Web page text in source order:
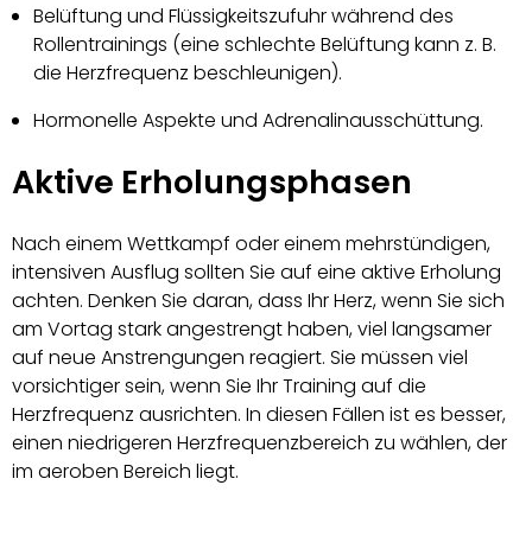
Belüftung und Flüssigkeitszufuhr während des
Rollentrainings (eine schlechte Belüftung kann z. B.
die Herzfrequenz beschleunigen).
Hormonelle Aspekte und Adrenalinausschüttung.
Aktive Erholungsphasen
Nach einem Wettkampf oder einem mehrstündigen,
intensiven Ausflug sollten Sie auf eine aktive Erholung
achten. Denken Sie daran, dass Ihr Herz, wenn Sie sich
am Vortag stark angestrengt haben, viel langsamer
auf neue Anstrengungen reagiert. Sie müssen viel
vorsichtiger sein, wenn Sie Ihr Training auf die
Herzfrequenz ausrichten. In diesen Fällen ist es besser,
einen niedrigeren Herzfrequenzbereich zu wählen, der
im aeroben Bereich liegt.